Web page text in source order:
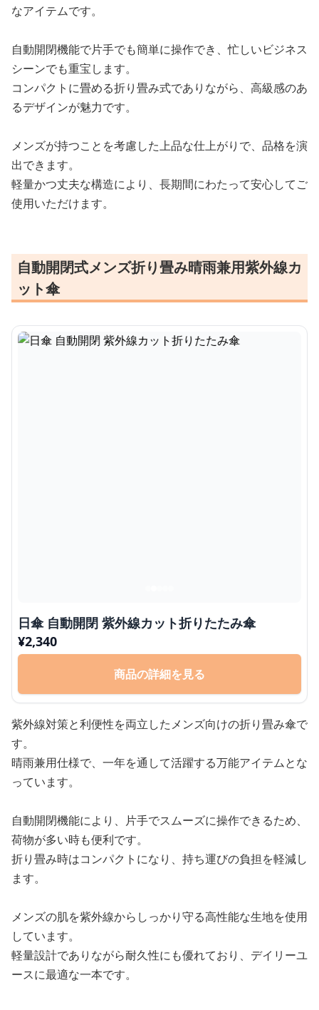
なアイテムです。
自動開閉機能で片手でも簡単に操作でき、忙しいビジネス
シーンでも重宝します。
コンパクトに畳める折り畳み式でありながら、高級感のあ
るデザインが魅力です。
メンズが持つことを考慮した上品な仕上がりで、品格を演
出できます。
軽量かつ丈夫な構造により、長期間にわたって安心してご
使用いただけます。
自動開閉式メンズ折り畳み晴雨兼用紫外線カ
ット傘
日傘 自動開閉 紫外線カット折りたたみ傘
¥2,340
商品の詳細を見る
紫外線対策と利便性を両立したメンズ向けの折り畳み傘で
す。
晴雨兼用仕様で、一年を通して活躍する万能アイテムとな
っています。
自動開閉機能により、片手でスムーズに操作できるため、
荷物が多い時も便利です。
折り畳み時はコンパクトになり、持ち運びの負担を軽減し
ます。
メンズの肌を紫外線からしっかり守る高性能な生地を使用
しています。
軽量設計でありながら耐久性にも優れており、デイリーユ
ースに最適な一本です。